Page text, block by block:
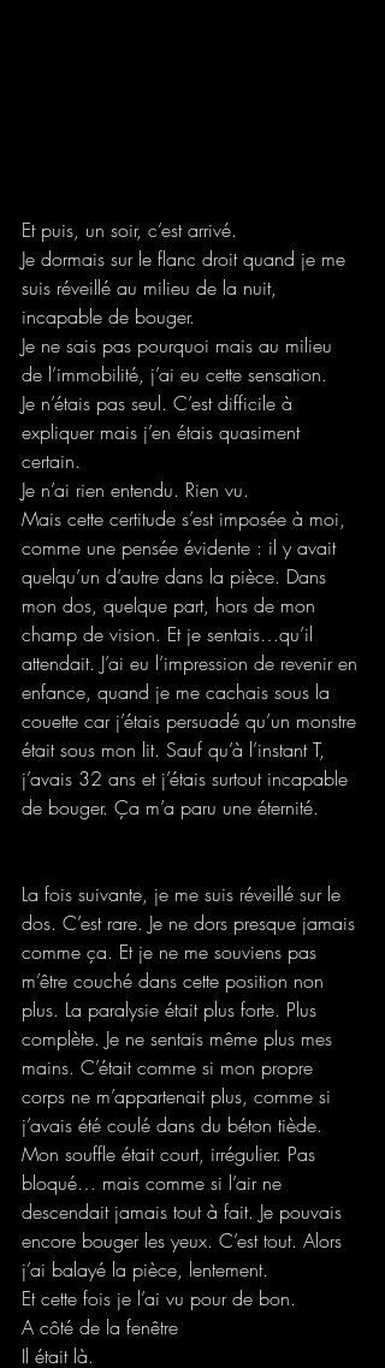
Et puis, un soir, c’est arrivé.
Je dormais sur le flanc droit quand je me
suis réveillé au milieu de la nuit,
incapable de bouger.
Je ne sais pas pourquoi mais au milieu
de l’immobilité, j’ai eu cette sensation.
Je n’étais pas seul. C’est difficile à
expliquer mais j’en étais quasiment
certain.
Je n’ai rien entendu. Rien vu.
Mais cette certitude s’est imposée à moi,
comme une pensée évidente : il y avait
quelqu’un d’autre dans la pièce. Dans
mon dos, quelque part, hors de mon
champ de vision. Et je sentais…qu’il
attendait. J’ai eu l’impression de revenir en
enfance, quand je me cachais sous la
couette car j’étais persuadé qu’un monstre
était sous mon lit. Sauf qu’à l’instant T,
j’avais 32 ans et j’étais surtout incapable
de bouger. Ça m’a paru une éternité.
La fois suivante, je me suis réveillé sur le
dos. C’est rare. Je ne dors presque jamais
comme ça. Et je ne me souviens pas
m’être couché dans cette position non
plus. La paralysie était plus forte. Plus
complète. Je ne sentais même plus mes
mains. C’était comme si mon propre
corps ne m’appartenait plus, comme si
j’avais été coulé dans du béton tiède.
Mon souffle était court, irrégulier. Pas
bloqué… mais comme si l’air ne
descendait jamais tout à fait. Je pouvais
encore bouger les yeux. C’est tout. Alors
j’ai balayé la pièce, lentement.
Et cette fois je l’ai vu pour de bon.
A côté de la fenêtre
Il était là.